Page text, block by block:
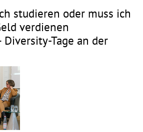
studieren oder muss ich
verdienen
Diversity-Tage an der